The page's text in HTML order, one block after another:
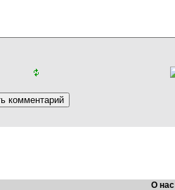
О нас